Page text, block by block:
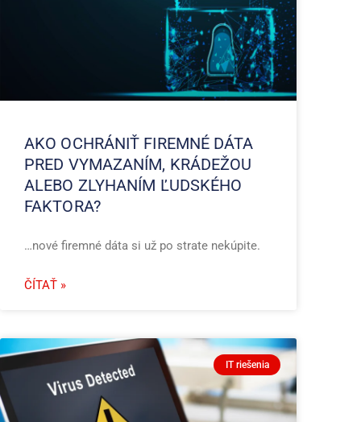
AKO OCHRÁNIŤ FIREMNÉ DÁTA
PRED VYMAZANÍM, KRÁDEŽOU
ALEBO ZLYHANÍM ĽUDSKÉHO
FAKTORA?
…nové firemné dáta si už po strate nekúpite.
ČÍTAŤ »
IT riešenia